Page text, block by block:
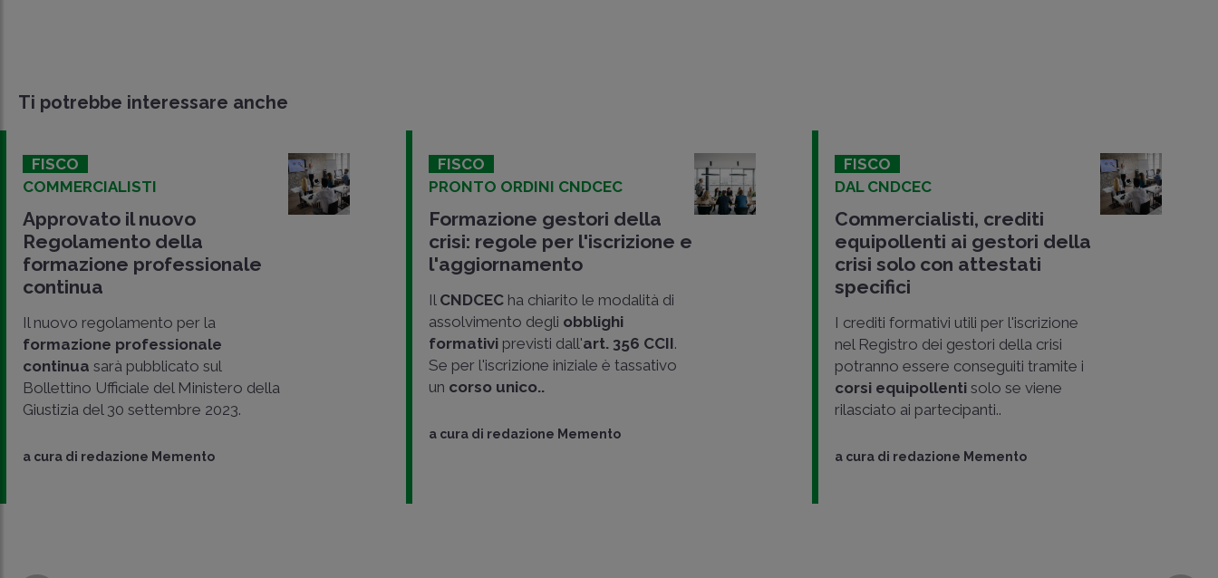
CONDIVIDI
SU
Ti potrebbe interessare anche
FISCO
COMMERCIALISTI
Approvato il nuovo
Regolamento della
formazione professionale
continua
Il nuovo regolamento per la
formazione professionale
continua sarà pubblicato sul
Bollettino Ufficiale del Ministero della
Giustizia del 30 settembre 2023.
a cura di redazione Memento
FISCO
PRONTO ORDINI CNDCEC
Formazione gestori della
crisi: regole per l'iscrizione e
l'aggiornamento
Il CNDCEC ha chiarito le modalità di
assolvimento degli obblighi
formativi previsti dall'art. 356 CCII.
Se per l'iscrizione iniziale è tassativo
un corso unico..
a cura di redazione Memento
FISCO
DAL CNDCEC
Commercialisti, crediti
equipollenti ai gestori della
crisi solo con attestati
specifici
I crediti formativi utili per l'iscrizione
nel Registro dei gestori della crisi
potranno essere conseguiti tramite i
corsi equipollenti solo se viene
rilasciato ai partecipanti..
a cura di redazione Memento